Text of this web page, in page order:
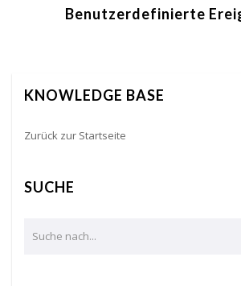
KNOWLEDGE BASE
Zurück zur Startseite
SUCHE